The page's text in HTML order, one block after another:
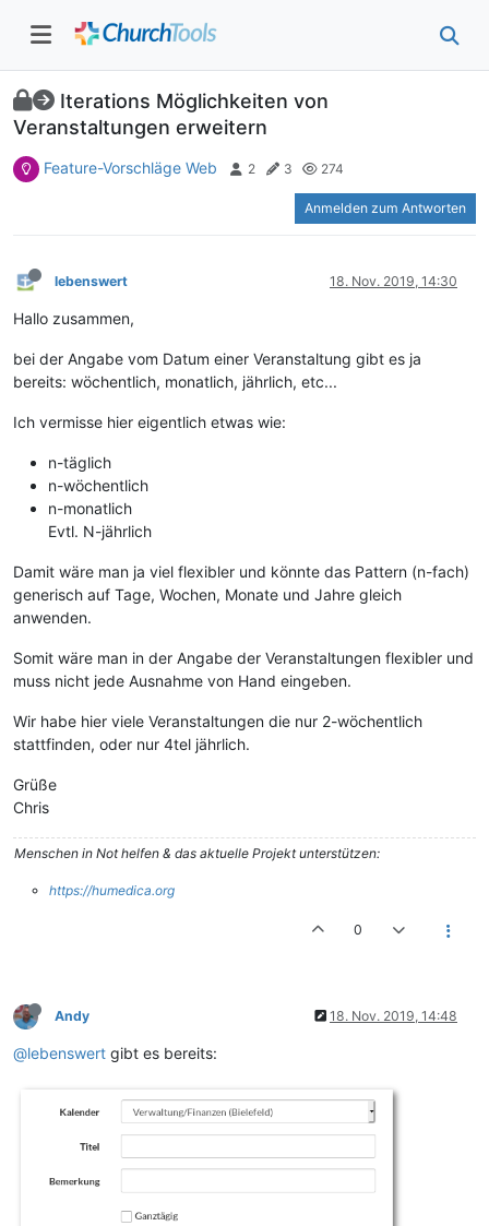
Iterations Möglichkeiten von
Veranstaltungen erweitern
Feature-Vorschläge Web 2 3 274
Anmelden zum Antworten
lebenswert 18. Nov. 2019, 14:30
Hallo zusammen,
bei der Angabe vom Datum einer Veranstaltung gibt es ja
bereits: wöchentlich, monatlich, jährlich, etc...
Ich vermisse hier eigentlich etwas wie:
n-täglich
n-wöchentlich
n-monatlich
Evtl. N-jährlich
Damit wäre man ja viel flexibler und könnte das Pattern (n-fach)
generisch auf Tage, Wochen, Monate und Jahre gleich
anwenden.
Somit wäre man in der Angabe der Veranstaltungen flexibler und
muss nicht jede Ausnahme von Hand eingeben.
Wir habe hier viele Veranstaltungen die nur 2-wöchentlich
stattfinden, oder nur 4tel jährlich.
Grüße
Chris
Menschen in Not helfen & das aktuelle Projekt unterstützen:
https://humedica.org
0
Andy 18. Nov. 2019, 14:48
@lebenswert gibt es bereits: